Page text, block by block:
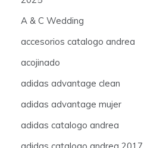
A & C Wedding
accesorios catalogo andrea
acojinado
adidas advantage clean
adidas advantage mujer
adidas catalogo andrea
adidas catalogo andrea 2017